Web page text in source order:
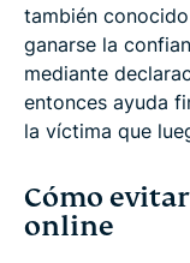
también
ganarse la
mediante
entonces ayuda
la víctima que
Cómo
online